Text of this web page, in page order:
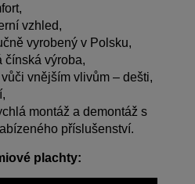
vzhled,
vyrobený v Polsku,
čínská výroba,
vnějším vlivům – dešti,
montáž a demontáž s
příslušenství.
plachty: